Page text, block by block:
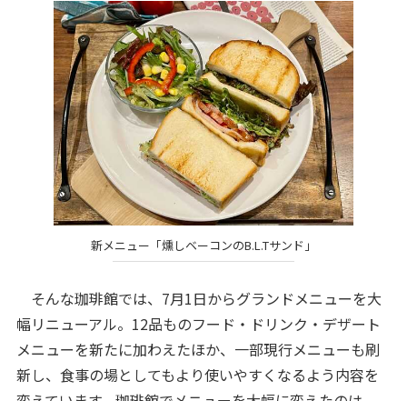
新メニュー「燻しベーコンのB.L.Tサンド」
そんな珈琲館では、7月1日からグランドメニューを大
幅リニューアル。12品ものフード・ドリンク・デザート
メニューを新たに加わえたほか、一部現行メニューも刷
新し、食事の場としてもより使いやすくなるよう内容を